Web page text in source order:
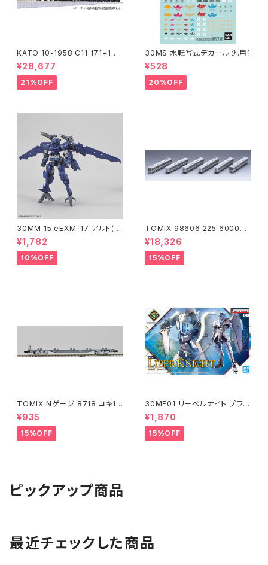
KATO 10-1958 C11 171+14
系｢SL冬の湿原号｣ 6両セット
特企品 Nゲージ 鉄道模型 北海
道（新品 在庫品）
¥28,677
21%OFF
30MS 水転写式デカール 汎用1
¥528
20%OFF
30MM 15 eEXM-17 アルト(空
中戦仕様)ネイビー
¥1,782
10%OFF
TOMIX 98606 225 6000系
(6両) 鉄道模型
¥18,326
15%OFF
TOMIX Nゲージ 8718 コキ10
7 (増備型・コンテナなし) 鉄道
模型
¥935
15%OFF
30MF01 リーベルナイト プラモ
デル（新品 在庫品）
¥1,870
15%OFF
ピックアップ商品
最近チェックした商品